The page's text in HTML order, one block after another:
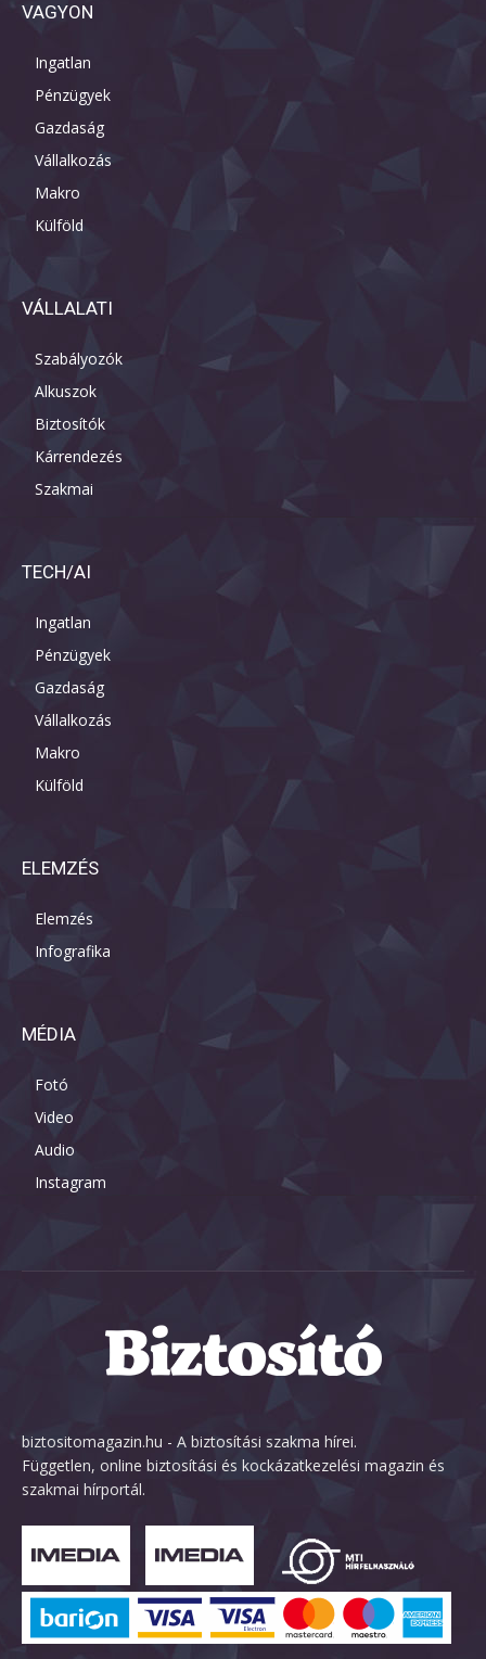
VAGYON
Ingatlan
Pénzügyek
Gazdaság
Vállalkozás
Makro
Külföld
VÁLLALATI
Szabályozók
Alkuszok
Biztosítók
Kárrendezés
Szakmai
TECH/AI
Ingatlan
Pénzügyek
Gazdaság
Vállalkozás
Makro
Külföld
ELEMZÉS
Elemzés
Infografika
MÉDIA
Fotó
Video
Audio
Instagram
biztositomagazin.hu - A biztosítási szakma hírei.
Független, online biztosítási és kockázatkezelési magazin és
szakmai hírportál.